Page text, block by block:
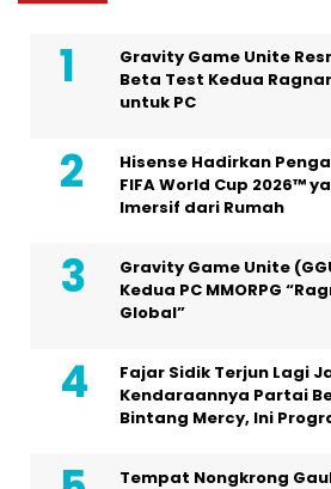
Gravity Game Unite
Beta Test Kedua
untuk PC
Hisense Hadirkan
FIFA World Cup 2026™
Imersif dari Rumah
Gravity Game Unite
Kedua PC MMORPG
Global”
Fajar Sidik Terjun Lagi
Kendaraannya Partai
Bintang Mercy, Ini
Tempat Nongkrong